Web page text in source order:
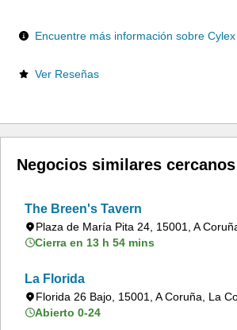
Encuentre más información sobre Cylex
Ver Reseñas
Negocios similares cercanos
The Breen's Tavern
Plaza de María Pita 24, 15001, A
Cierra en 13 h 54 mins
La Florida
Florida 26 Bajo, 15001, A Coruña, La
Abierto 0-24